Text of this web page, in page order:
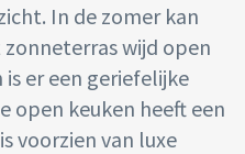
In de zomer kan
wijd open
er een geriefelijke
open keuken heeft een
voorzien van luxe